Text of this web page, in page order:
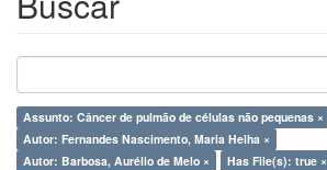
Assunto: Câncer de pulmão de células não pequenas ×
Autor: Fernandes Nascimento, Maria Helha ×
Autor: Barbosa, Aurélio de Melo ×
Has File(s): true ×